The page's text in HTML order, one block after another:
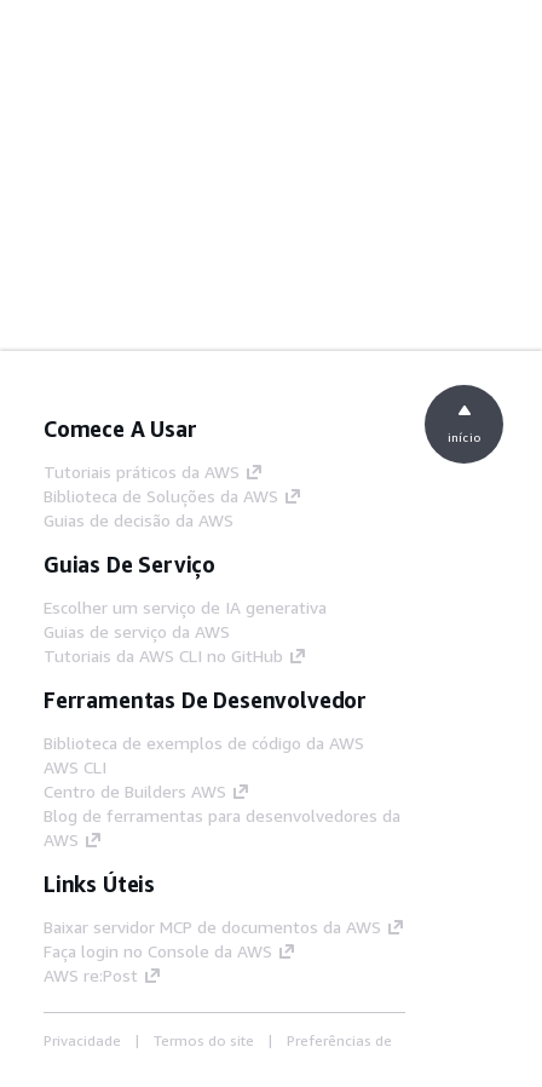
Comece A Usar
Tutoriais práticos da AWS
Biblioteca de Soluções da AWS
Guias de decisão da AWS
Guias De Serviço
Escolher um serviço de IA generativa
Guias de serviço da AWS
Tutoriais da AWS CLI no GitHub
Ferramentas De Desenvolvedor
Biblioteca de exemplos de código da AWS
AWS CLI
Centro de Builders AWS
Blog de ferramentas para desenvolvedores da
AWS
Links Úteis
Baixar servidor MCP de documentos da AWS
Faça login no Console da AWS
AWS re:Post
Privacidade Termos do site
Preferências de
início